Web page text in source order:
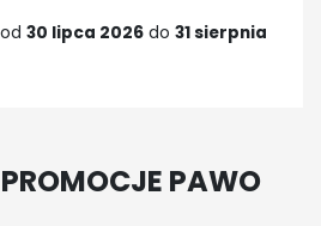
30 lipca 2026 do 31 sierpnia
PAWO